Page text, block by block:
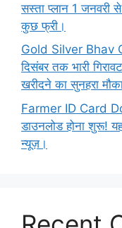
सस्ता प्लान 1 जनवरी
कुछ फ्री।
Gold Silver Bhav
दिसंबर तक भारी
खरीदने का सुनहरा
Farmer ID Card
डाउनलोड होना शुरू!
न्यूज़।